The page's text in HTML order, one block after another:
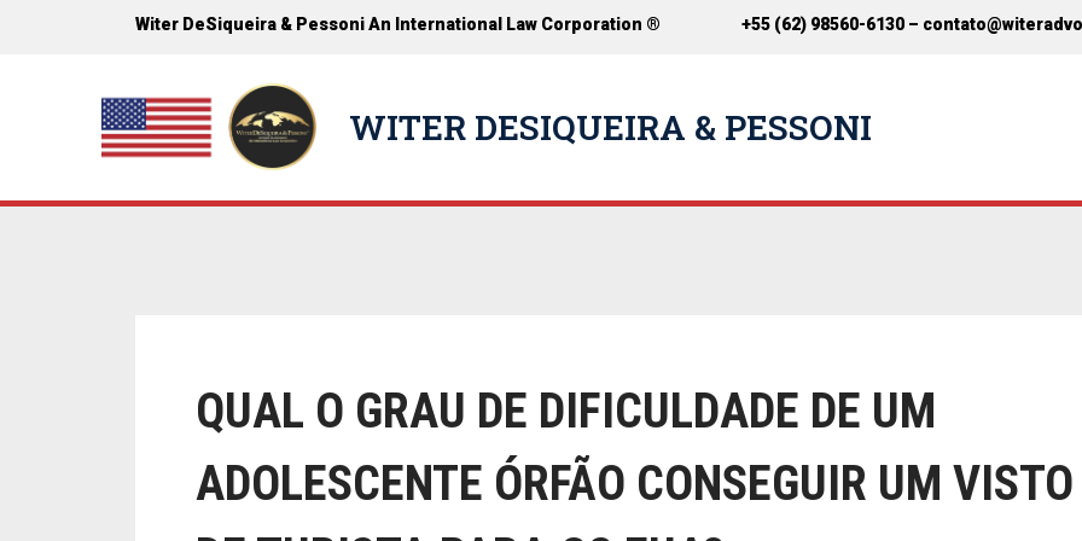
Witer DeSiqueira & Pessoni An International Law Corporation ® +55 (62) 98560-6130 –
WITER DESIQUEIRA & PESSONI
QUAL O GRAU DE DIFICULDADE DE UM
ADOLESCENTE ÓRFÃO CONSEGUIR UM VISTO